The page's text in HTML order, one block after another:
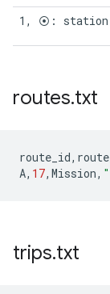
1, ⦿:
routes.txt
route_id,
A, 17, Mission,
trips.txt